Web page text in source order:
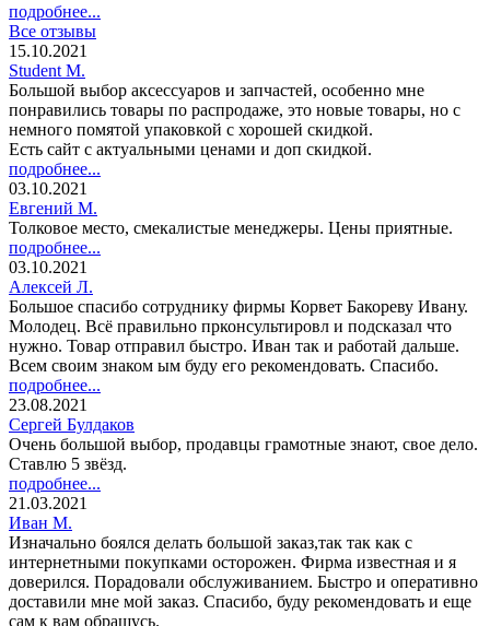
подробнее...
Все отзывы
15.10.2021
Student M.
Большой выбор аксессуаров и запчастей, особенно мне
понравились товары по распродаже, это новые товары, но с
немного помятой упаковкой с хорошей скидкой.
Есть сайт с актуальными ценами и доп скидкой.
подробнее...
03.10.2021
Евгений М.
Толковое место, смекалистые менеджеры. Цены приятные.
подробнее...
03.10.2021
Алексей Л.
Большое спасибо сотруднику фирмы Корвет Бакореву Ивану.
Молодец. Всё правильно прконсультировл и подсказал что
нужно. Товар отправил быстро. Иван так и работай дальше.
Всем своим знаком ым буду его рекомендовать. Спасибо.
подробнее...
23.08.2021
Сергей Булдаков
Очень большой выбор, продавцы грамотные знают, свое дело.
Ставлю 5 звёзд.
подробнее...
21.03.2021
Иван М.
Изначально боялся делать большой заказ,так так как с
интернетными покупками осторожен. Фирма известная и я
доверился. Порадовали обслуживанием. Быстро и оперативно
доставили мне мой заказ. Спасибо, буду рекомендовать и еще
сам к вам обращусь.